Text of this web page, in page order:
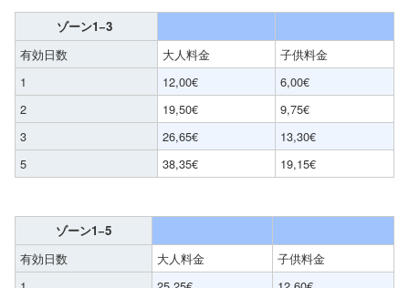
ゾーン1−3
有効日数
大人料金
子供料金
1
12,00€
6,00€
2
19,50€
9,75€
3
26,65€
13,30€
5
38,35€ 19,15€
ゾーン1−5
有効日数
大人料金
子供料金